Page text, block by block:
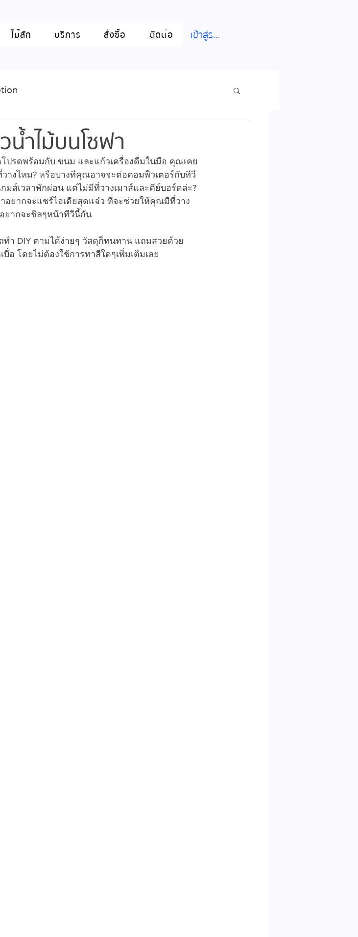
ไม้สัก บริการ สั่งซื้อ ติดต่อ เข้าสู่ระบบ
ำไม้บนโซฟา
ปรดพร้อมกับ ขนม และแก้วเครื่องดื่มในมือ คุณเคย
างไหม? หรือบางทีคุณอาจจะต่อคอมพิวเตอร์กับทีวี
มส์เวลาพักผ่อน แต่ไม่มีที่วางเมาส์และคีย์บอร์ดล่ะ?
อยากจะแชร์ไอเดียสุดแจ๋ว ที่จะช่วยให้คุณมีที่วาง
ยากจะชิลๆหน้าทีวีนี้กัน
ำ DIY ตามได้ง่ายๆ วัสดุก็ทนทาน แถมสวยด้วย
อ โดยไม่ต้องใช้การทาสีใดๆเพิ่มเติมเลย